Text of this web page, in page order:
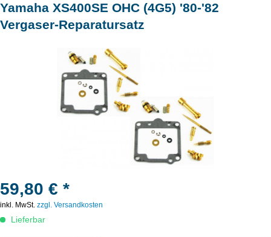
Yamaha XS400SE OHC (4G5) '80-'82
Vergaser-Reparatursatz
59,80 € *
inkl. MwSt. zzgl. Versandkosten
Lieferbar